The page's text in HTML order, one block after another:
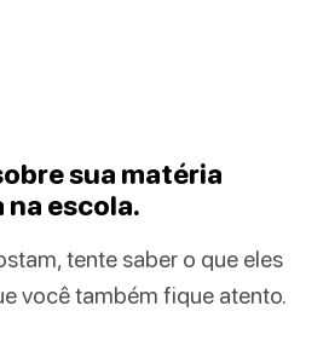
sua matéria
escola.
tente saber o que eles
você também fique atento.